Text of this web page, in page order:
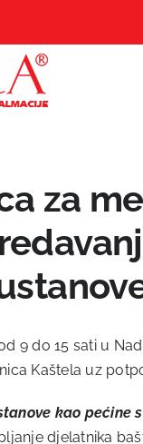
za
9 do 15 sati u
Kaštela uz
kao pećine
djelatnika